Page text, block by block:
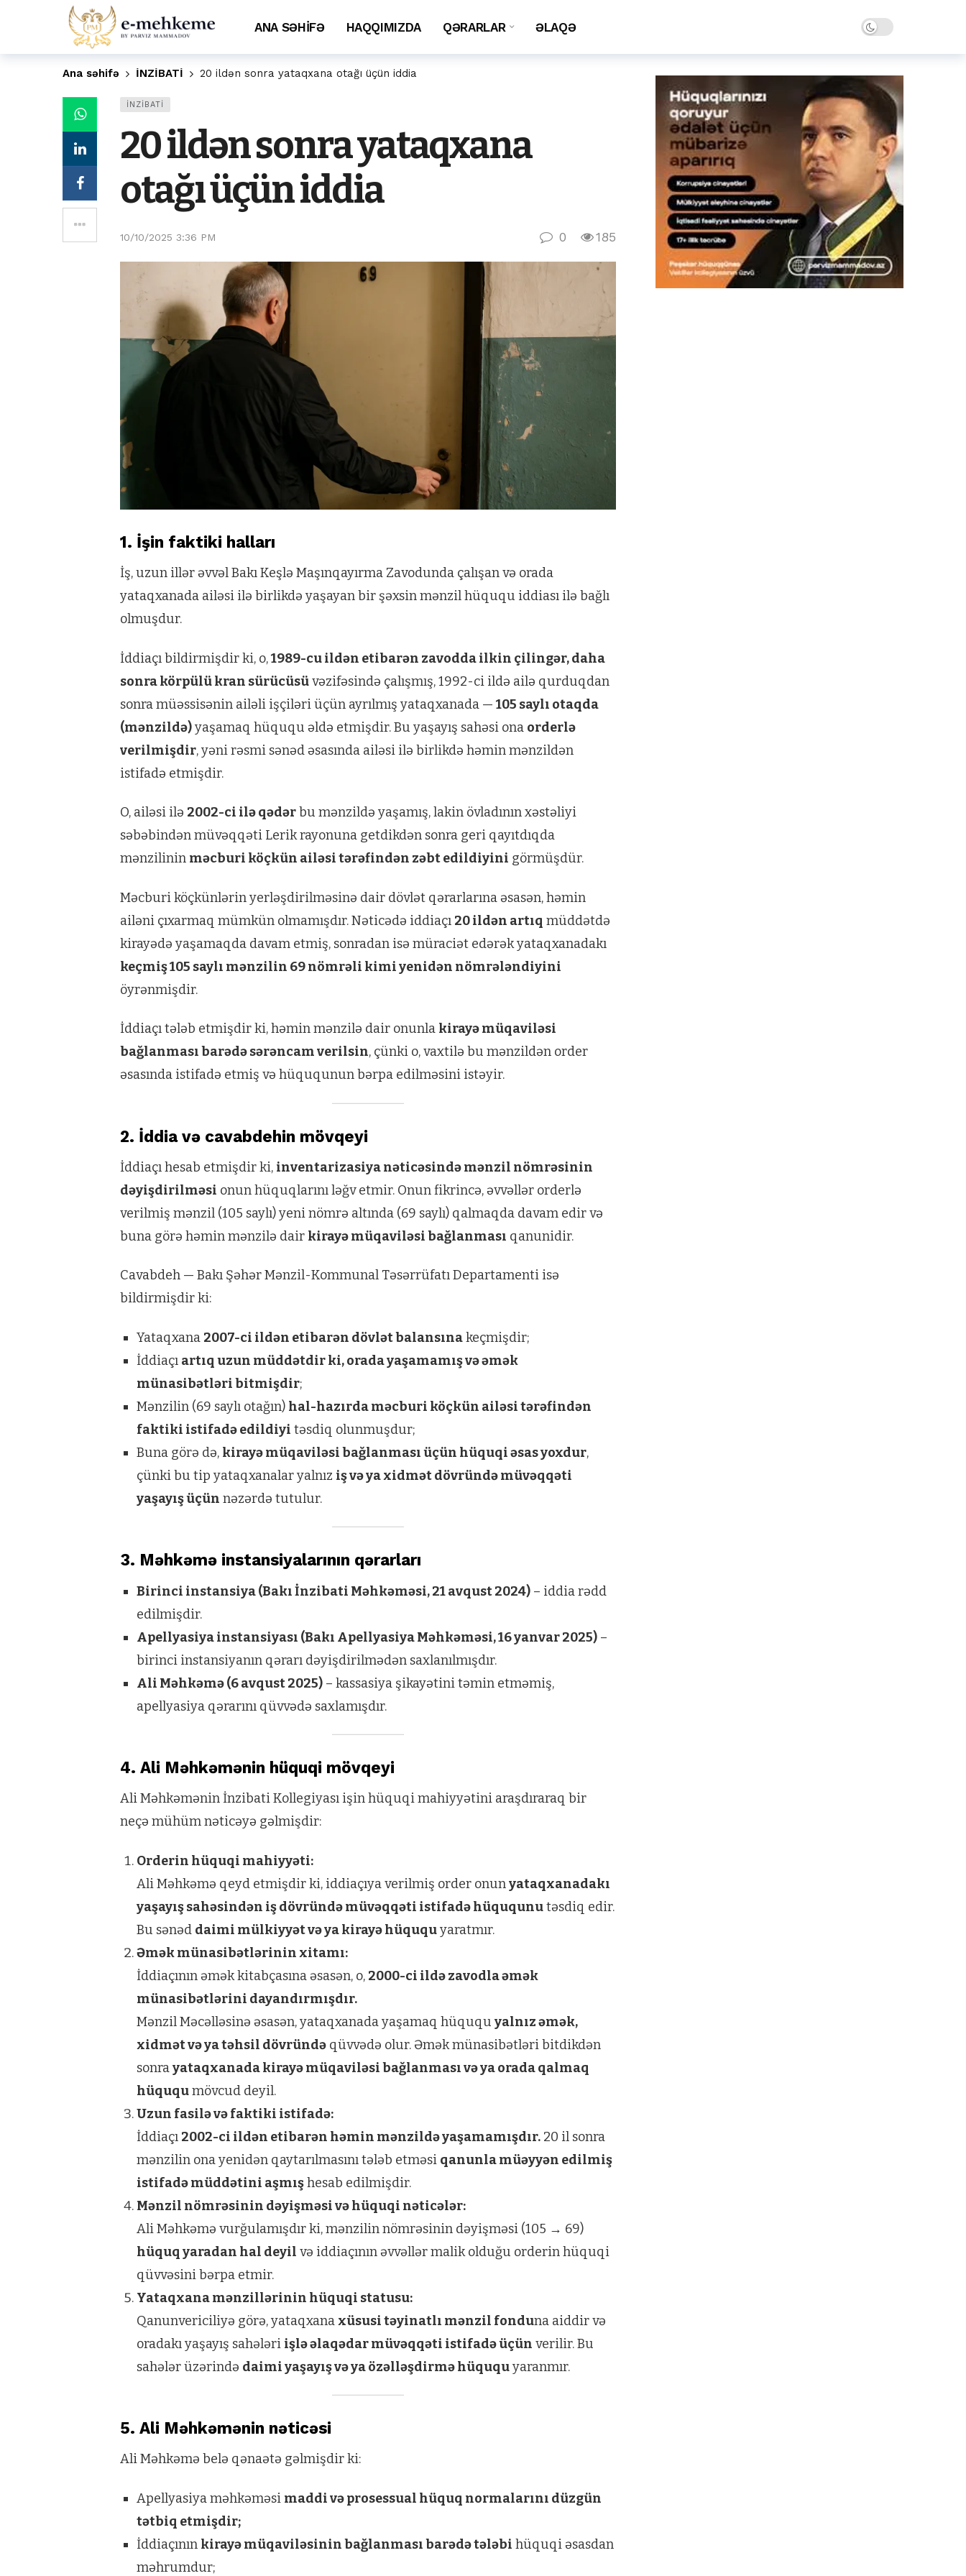
ANA SƏHİFƏ HAQQIMIZDA QƏRARLAR ƏLAQƏ Dark mode
Ana səhifə İNZİBATİ 20 ildən sonra yataqxana otağı üçün iddia
İNZİBATİ
20 ildən sonra yataqxana
otağı üçün iddia
10/10/2025 3:36 PM 0 185
1. İşin faktiki halları
İş, uzun illər əvvəl Bakı Keşlə Maşınqayırma Zavodunda çalışan və orada
yataqxanada ailəsi ilə birlikdə yaşayan bir şəxsin mənzil hüququ iddiası ilə bağlı
olmuşdur.
İddiaçı bildirmişdir ki, o,1989-cu ildən etibarən zavodda ilkin çilingər, daha
sonra körpülü kran sürücüsüvəzifəsində çalışmış, 1992-ci ildə ailə qurduqdan
sonra müəssisənin ailəli işçiləri üçün ayrılmış yataqxanada —105 saylı otaqda
(mənzildə)yaşamaq hüququ əldə etmişdir. Bu yaşayış sahəsi ona orderlə
verilmişdir, yəni rəsmi sənəd əsasında ailəsi ilə birlikdə həmin mənzildən
istifadə etmişdir.
O, ailəsi ilə 2002-ci ilə qədərbu mənzildə yaşamış, lakin övladının xəstəliyi
səbəbindən müvəqqəti Lerik rayonuna getdikdən sonra geri qayıtdıqda
mənzilinin məcburi köçkün ailəsi tərəfindən zəbt edildiyini görmüşdür.
Məcburi köçkünlərin yerləşdirilməsinə dair dövlət qərarlarına əsasən, həmin
ailəni çıxarmaq mümkün olmamışdır. Nəticədə iddiaçı 20 ildən artıq müddətdə
kirayədə yaşamaqda davam etmiş, sonradan isə müraciət edərək yataqxanadakı
keçmiş 105 saylı mənzilin 69 nömrəli kimi yenidən nömrələndiyini
öyrənmişdir.
İddiaçı tələb etmişdir ki, həmin mənzilə dair onunla kirayə müqaviləsi
bağlanması barədə sərəncam verilsin, çünki o, vaxtilə bu mənzildən order
əsasında istifadə etmiş və hüququnun bərpa edilməsini istəyir.
2. İddia və cavabdehin mövqeyi
İddiaçı hesab etmişdir ki, inventarizasiya nəticəsində mənzil nömrəsinin
dəyişdirilməsi onun hüquqlarını ləğv etmir. Onun fikrincə, əvvəllər orderlə
verilmiş mənzil (105 saylı) yeni nömrə altında (69 saylı) qalmaqda davam edir və
buna görə həmin mənzilə dair kirayə müqaviləsi bağlanması qanunidir.
Cavabdeh — Bakı Şəhər Mənzil-Kommunal Təsərrüfatı Departamenti isə
bildirmişdir ki:
Yataqxana 2007-ci ildən etibarən dövlət balansınakeçmişdir;
İddiaçı artıq uzun müddətdir ki, orada yaşamamış və əmək
münasibətləri bitmişdir;
Mənzilin (69 saylı otağın) hal-hazırda məcburi köçkün ailəsi tərəfindən
faktiki istifadə edildiyi təsdiq olunmuşdur;
Buna görə də, kirayə müqaviləsi bağlanması üçün hüquqi əsas yoxdur,
çünki bu tip yataqxanalar yalnız iş və ya xidmət dövründə müvəqqəti
yaşayış üçün nəzərdə tutulur.
3. Məhkəmə instansiyalarının qərarları
Birinci instansiya (Bakı İnzibati Məhkəməsi, 21 avqust 2024) – iddia rədd
edilmişdir.
Apellyasiya instansiyası (Bakı Apellyasiya Məhkəməsi, 16 yanvar 2025) –
birinci instansiyanın qərarı dəyişdirilmədən saxlanılmışdır.
Ali Məhkəmə (6 avqust 2025) – kassasiya şikayətini təmin etməmiş,
apellyasiya qərarını qüvvədə saxlamışdır.
4. Ali Məhkəmənin hüquqi mövqeyi
Ali Məhkəmənin İnzibati Kollegiyası işin hüquqi mahiyyətini araşdıraraq bir
neçə mühüm nəticəyə gəlmişdir:
Orderin hüquqi mahiyyəti:
Ali Məhkəmə qeyd etmişdir ki, iddiaçıya verilmiş order onunyataqxanadakı
yaşayış sahəsindən iş dövründə müvəqqəti istifadə hüququnutəsdiq edir.
Bu sənəd daimi mülkiyyət və ya kirayə hüququyaratmır.
Əmək münasibətlərinin xitamı:
İddiaçının əmək kitabçasına əsasən, o, 2000-ci ildə zavodla əmək
münasibətlərini dayandırmışdır.
Mənzil Məcəlləsinə əsasən, yataqxanada yaşamaq hüququyalnız əmək,
xidmət və ya təhsil dövründə qüvvədə olur. Əmək münasibətləri bitdikdən
sonrayataqxanada kirayə müqaviləsi bağlanması və ya orada qalmaq
hüququmövcud deyil.
Uzun fasilə və faktiki istifadə:
İddiaçı 2002-ci ildən etibarən həmin mənzildə yaşamamışdır. 20 il sonra
mənzilin ona yenidən qaytarılmasını tələb etməsi qanunla müəyyən edilmiş
istifadə müddətini aşmışhesab edilmişdir.
Mənzil nömrəsinin dəyişməsi və hüquqi nəticələr:
Ali Məhkəmə vurğulamışdır ki, mənzilin nömrəsinin dəyişməsi (105 → 69)
hüquq yaradan hal deyil və iddiaçının əvvəllər malik olduğu orderin hüquqi
qüvvəsini bərpa etmir.
Yataqxana mənzillərinin hüquqi statusu:
Qanunvericiliyə görə, yataqxanaxüsusi təyinatlı mənzil fonduna aiddir və
oradakı yaşayış sahələri işlə əlaqədar müvəqqəti istifadə üçün verilir. Bu
sahələr üzərində daimi yaşayış və ya özəlləşdirmə hüququyaranmır.
5. Ali Məhkəmənin nəticəsi
Ali Məhkəmə belə qənaətə gəlmişdir ki:
Apellyasiya məhkəməsi maddi və prosessual hüquq normalarını düzgün
tətbiq etmişdir;
İddiaçının kirayə müqaviləsinin bağlanması barədə tələbi hüquqi əsasdan
məhrumdur;